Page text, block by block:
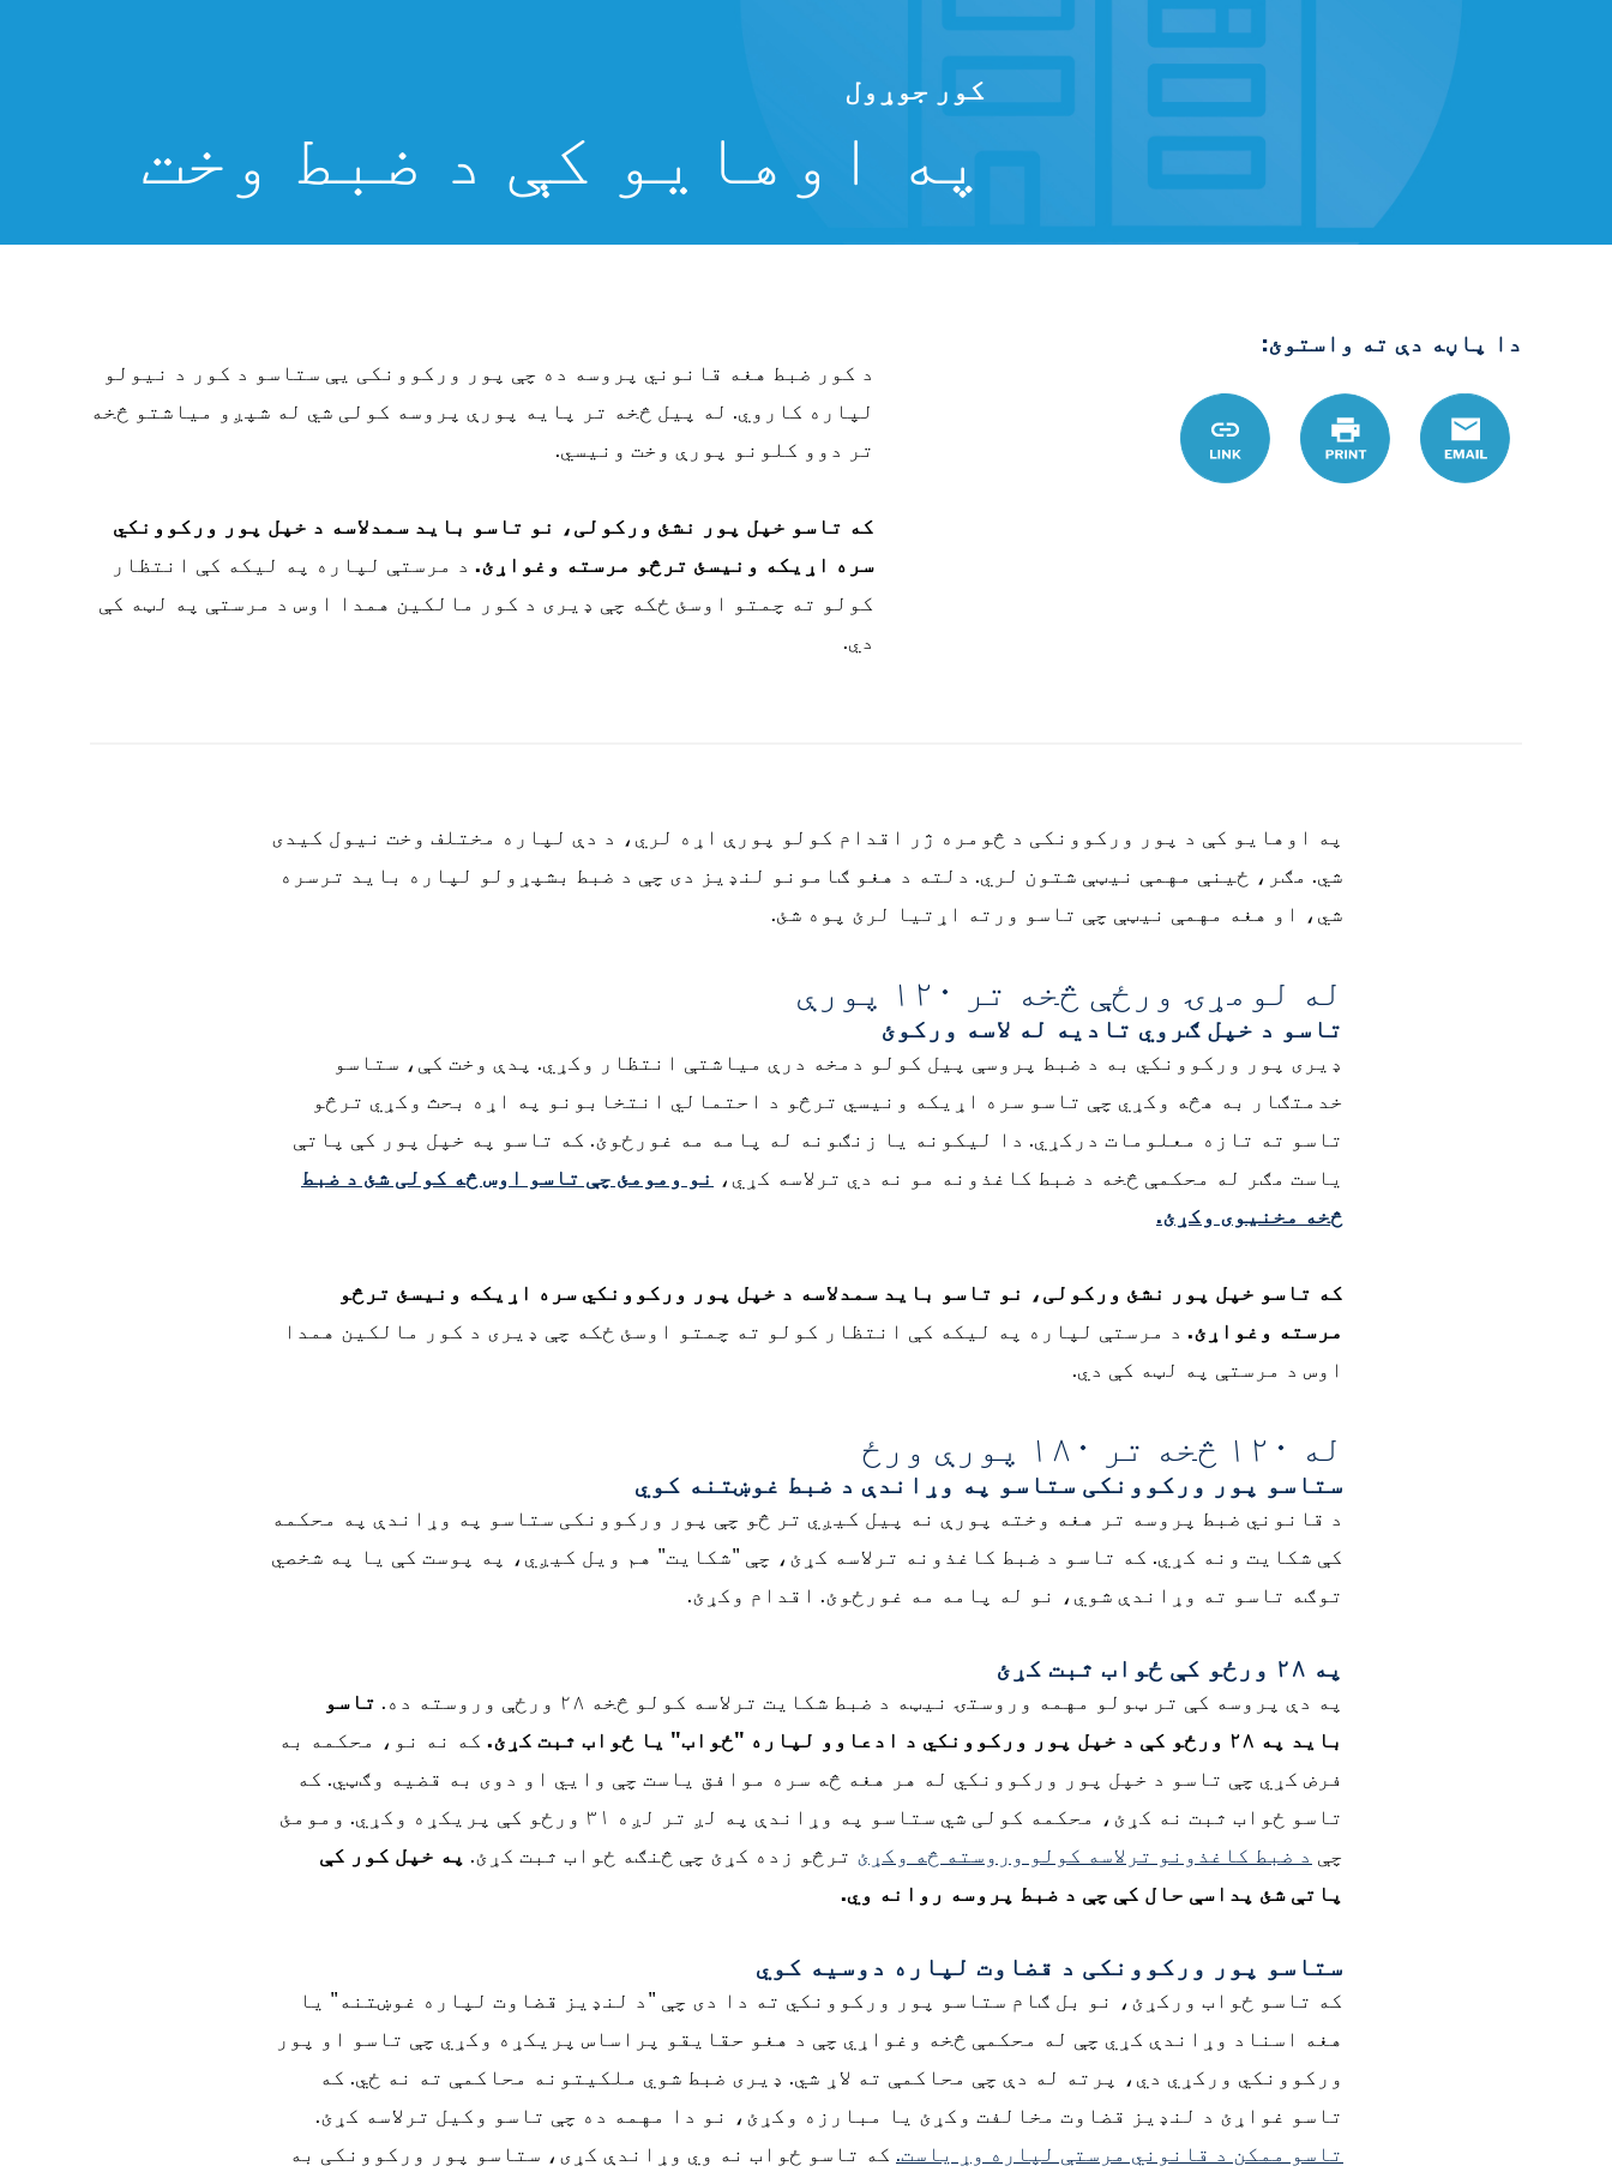
کور جوړول
په اوهایو کې د ضبط وخت
د کور ضبط هغه قانوني پروسه ده چې پور ورکوونکی یې ستاسو د کور د نیولو
لپاره کاروي. له پیل څخه تر پایه پورې پروسه کولی شي له شپږو میاشتو څخه
تر دوو کلونو پورې وخت ونیسي.
که تاسو خپل پور نشئ ورکولی، نو تاسو باید سمدلاسه د خپل پور ورکوونکي
سره اړیکه ونیسئ ترڅو مرسته وغواړئ.د مرستې لپاره په لیکه کې انتظار
کولو ته چمتو اوسئ ځکه چې ډیری د کور مالکین همدا اوس د مرستې په لټه کې
دي.
دا پاڼه دې ته واستوئ:
Email چاپ %20%D8%AF%20%D8%A8%D9%86%D8%AF%D9%88%D9%84%D9%88_%D9%88%D8%AE%D8%AA
Link
په اوهایو کې د پور ورکوونکی د څومره ژر اقدام کولو پورې اړه لري، د دې لپاره مختلف وخت نیول کیدی
شي. مګر، ځینې مهمې نیټې شتون لري. دلته د هغو ګامونو لنډیز دی چې د ضبط بشپړولو لپاره باید ترسره
شي، او هغه مهمې نیټې چې تاسو ورته اړتیا لرئ پوه شئ.
له لومړۍ ورځې څخه تر ۱۲۰ پورې
تاسو د خپل ګروي تادیه له لاسه ورکوئ
ډیری پور ورکوونکي به د ضبط پروسې پیل کولو دمخه درې میاشتې انتظار وکړي. پدې وخت کې، ستاسو
خدمتګار به هڅه وکړي چې تاسو سره اړیکه ونیسي ترڅو د احتمالي انتخابونو په اړه بحث وکړي ترڅو
تاسو ته تازه معلومات درکړي. دا لیکونه یا زنګونه له پامه مه غورځوئ. که تاسو په خپل پور کې پاتې
یاست مګر له محکمې څخه د ضبط کاغذونه مو نه دي ترلاسه کړي،
نو ومومئ چې تاسو اوس څه کولی شئ د ضبط
څخه مخنیوی وکړئ.
که تاسو خپل پور نشئ ورکولی، نو تاسو باید سمدلاسه د خپل پور ورکوونکي سره اړیکه ونیسئ ترڅو
مرسته وغواړئ. د مرستې لپاره په لیکه کې انتظار کولو ته چمتو اوسئ ځکه چې ډیری د کور مالکین همدا
اوس د مرستې په لټه کې دي.
له ۱۲۰ څخه تر ۱۸۰ پورې ورځ
ستاسو پور ورکوونکی ستاسو په وړاندې د ضبط غوښتنه کوي
د قانوني ضبط پروسه تر هغه وخته پورې نه پیل کیږي تر څو چې پور ورکوونکی ستاسو په وړاندې په محکمه
کې شکایت ونه کړي. که تاسو د ضبط کاغذونه ترلاسه کړئ، چې "شکایت" هم ویل کیږي، په پوست کې یا په شخصي
توګه تاسو ته وړاندې شوي، نو له پامه مه غورځوئ. اقدام وکړئ.
په ۲۸ ورځو کې ځواب ثبت کړئ
په دې پروسه کې تر ټولو مهمه وروستۍ نیټه د ضبط شکایت ترلاسه کولو څخه ۲۸ ورځې وروسته ده.
تاسو
باید په ۲۸ ورځو کې د خپل پور ورکوونکي د ادعاوو لپاره "ځواب" یا ځواب ثبت کړئ.
که نه نو، محکمه به
فرض کړي چې تاسو د خپل پور ورکوونکي له هر هغه څه سره موافق یاست چې وايي او دوی به قضیه وګټي. که
تاسو ځواب ثبت نه کړئ، محکمه کولی شي ستاسو په وړاندې په لږ تر لږه ۳۱ ورځو کې پریکړه وکړي. ومومئ
چې د ضبط کاغذونو ترلاسه کولو وروسته څه وکړئ ترڅو زده کړئ چې څنګه ځواب ثبت کړئ. په خپل کور کې
پاتې شئ پداسې حال کې چې د ضبط پروسه روانه وي.
ستاسو پور ورکوونکی د قضاوت لپاره دوسیه کوي
که تاسو ځواب ورکړئ، نو بل ګام ستاسو پور ورکوونکي ته دا دی چې "د لنډیز قضاوت لپاره غوښتنه" یا
هغه اسناد وړاندې کړي چې له محکمې څخه وغواړي چې د هغو حقایقو پراساس پریکړه وکړي چې تاسو او پور
ورکوونکي ورکړي دي، پرته له دې چې محاکمې ته لاړ شي. ډیری ضبط شوي ملکیتونه محاکمې ته نه ځي. که
تاسو غواړئ د لنډیز قضاوت مخالفت وکړئ یا مبارزه وکړئ، نو دا مهمه ده چې تاسو وکیل ترلاسه کړئ.
تاسو ممکن د قانوني مرستې لپاره وړ یاست. که تاسو ځواب نه وي وړاندې کړی، ستاسو پور ورکوونکی به